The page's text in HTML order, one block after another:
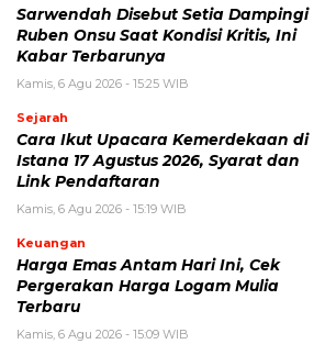
Sarwendah Disebut Setia Dampingi
Ruben Onsu Saat Kondisi Kritis, Ini
Kabar Terbarunya
Kamis, 6 Agu 2026 - 15:25 WIB
Sejarah
Cara Ikut Upacara Kemerdekaan di
Istana 17 Agustus 2026, Syarat dan
Link Pendaftaran
Kamis, 6 Agu 2026 - 15:19 WIB
Keuangan
Harga Emas Antam Hari Ini, Cek
Pergerakan Harga Logam Mulia
Terbaru
Kamis, 6 Agu 2026 - 15:09 WIB